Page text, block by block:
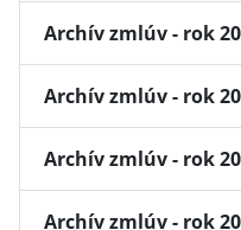
Archív zmlúv - rok
Archív zmlúv - rok
Archív zmlúv - rok
Archív zmlúv - rok